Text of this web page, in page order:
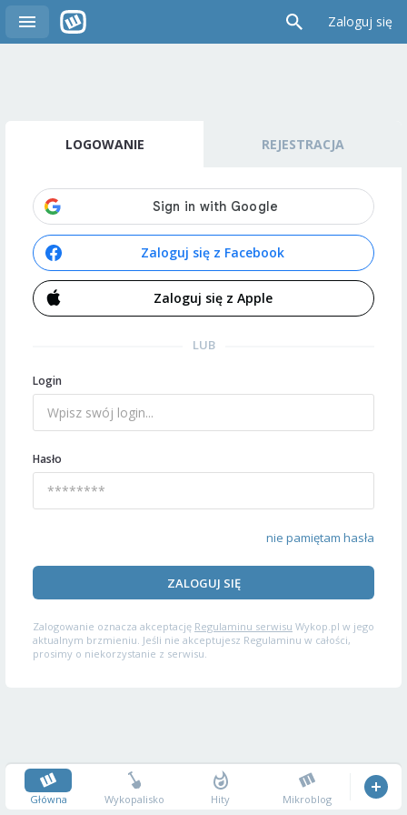
Zaloguj się
LOGOWANIE REJESTRACJA
Zaloguj się z Facebook
Zaloguj się z Apple
LUB
Login
Hasło
nie pamiętam hasła
ZALOGUJ SIĘ
Zalogowanie oznacza akceptację Regulaminu serwisu Wykop.pl w jego
aktualnym brzmieniu. Jeśli nie akceptujesz Regulaminu w całości,
prosimy o niekorzystanie z serwisu.
Główna Wykopalisko Hity Mikroblog